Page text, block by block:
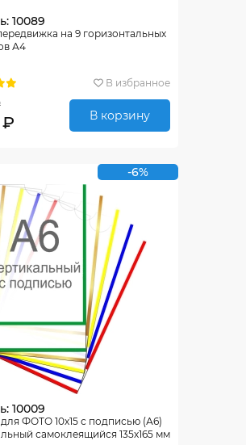
10089
на 9 горизонтальных
А4
В избранное
₽ В корзину
-6%
10009
ФОТО 10х15 с подписью (А6)
самоклеящийся 135х165 мм